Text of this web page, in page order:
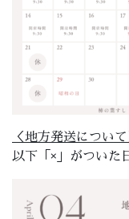
＜地方発送について
以下「×」がついた